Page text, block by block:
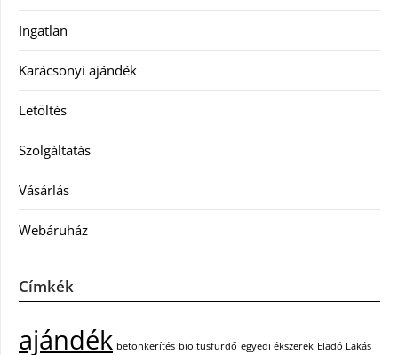
Ingatlan
Karácsonyi ajándék
Letöltés
Szolgáltatás
Vásárlás
Webáruház
Címkék
ajándék betonkerítés bio tusfürdő egyedi ékszerek Eladó Lakás